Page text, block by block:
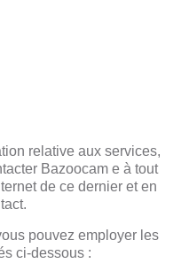
relative aux services,
Bazoocam e à tout
de ce dernier et en
pouvez employer les
ci-dessous :